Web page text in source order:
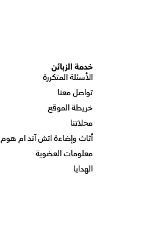
خدمة الزبائن
الأسئلة المتكررة
تواصل معنا
خريطة الموقع
محلاتنا
أثاث وإضاءة اتش آند ام هوم
معلومات العضوية
الهدايا